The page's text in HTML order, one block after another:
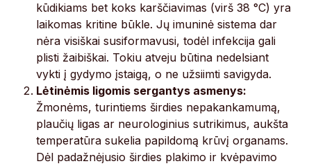
kūdikiams bet koks karščiavimas (virš 38 °C) yra
laikomas kritine būkle. Jų imuninė sistema dar
nėra visiškai susiformavusi, todėl infekcija gali
plisti žaibiškai. Tokiu atveju būtina nedelsiant
vykti į gydymo įstaigą, o ne užsiimti savigyda.
Lėtinėmis ligomis sergantys asmenys:
Žmonėms, turintiems širdies nepakankamumą,
plaučių ligas ar neurologinius sutrikimus, aukšta
temperatūra sukelia papildomą krūvį organams.
Dėl padažnėjusio širdies plakimo ir kvėpavimo